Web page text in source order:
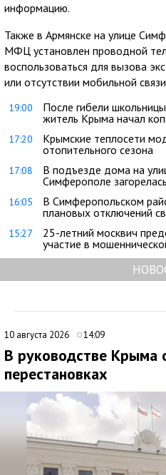
информацию.
Также в Армянске на улице
МФЦ установлен проводной
воспользоваться для вызова
или отсутствии мобильной
19:00
После гибели
житель Крыма начал
17:20
Крымские теплосети
отопительного сезона
17:08
В подъезде дома на
Симферополе
16:05
В Симферопольском
плановых отключений
15:27
25-летний москвич
участие в
10 августа 2026 14:09
В руководстве Крыма
перестановках